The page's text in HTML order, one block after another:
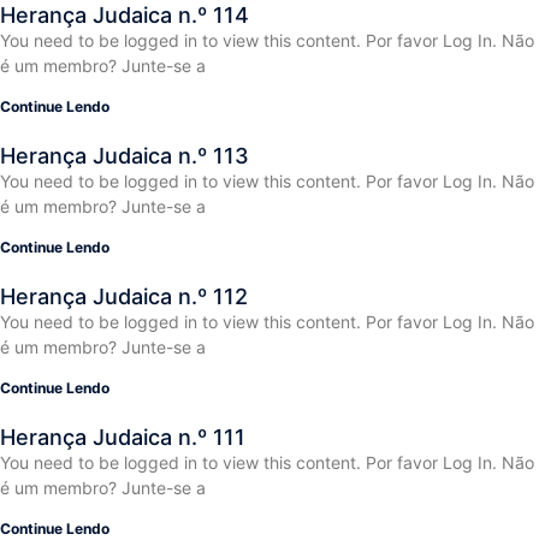
Herança Judaica n.º 114
You need to be logged in to view this content. Por favor Log In. Não
é um membro? Junte-se a
Continue Lendo
Herança Judaica n.º 113
You need to be logged in to view this content. Por favor Log In. Não
é um membro? Junte-se a
Continue Lendo
Herança Judaica n.º 112
You need to be logged in to view this content. Por favor Log In. Não
é um membro? Junte-se a
Continue Lendo
Herança Judaica n.º 111
You need to be logged in to view this content. Por favor Log In. Não
é um membro? Junte-se a
Continue Lendo